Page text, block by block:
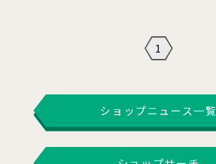
1
ショップニュース一覧